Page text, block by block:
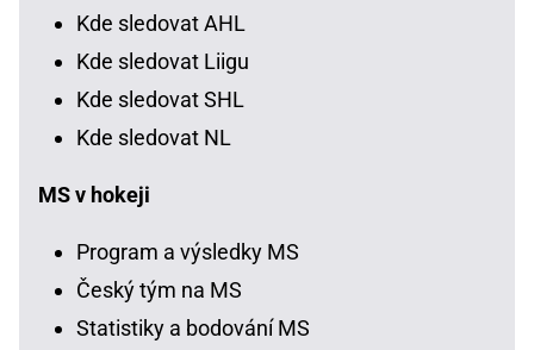
Kde sledovat AHL
Kde sledovat Liigu
Kde sledovat SHL
Kde sledovat NL
MS v hokeji
Program a výsledky MS
Český tým na MS
Statistiky a bodování MS